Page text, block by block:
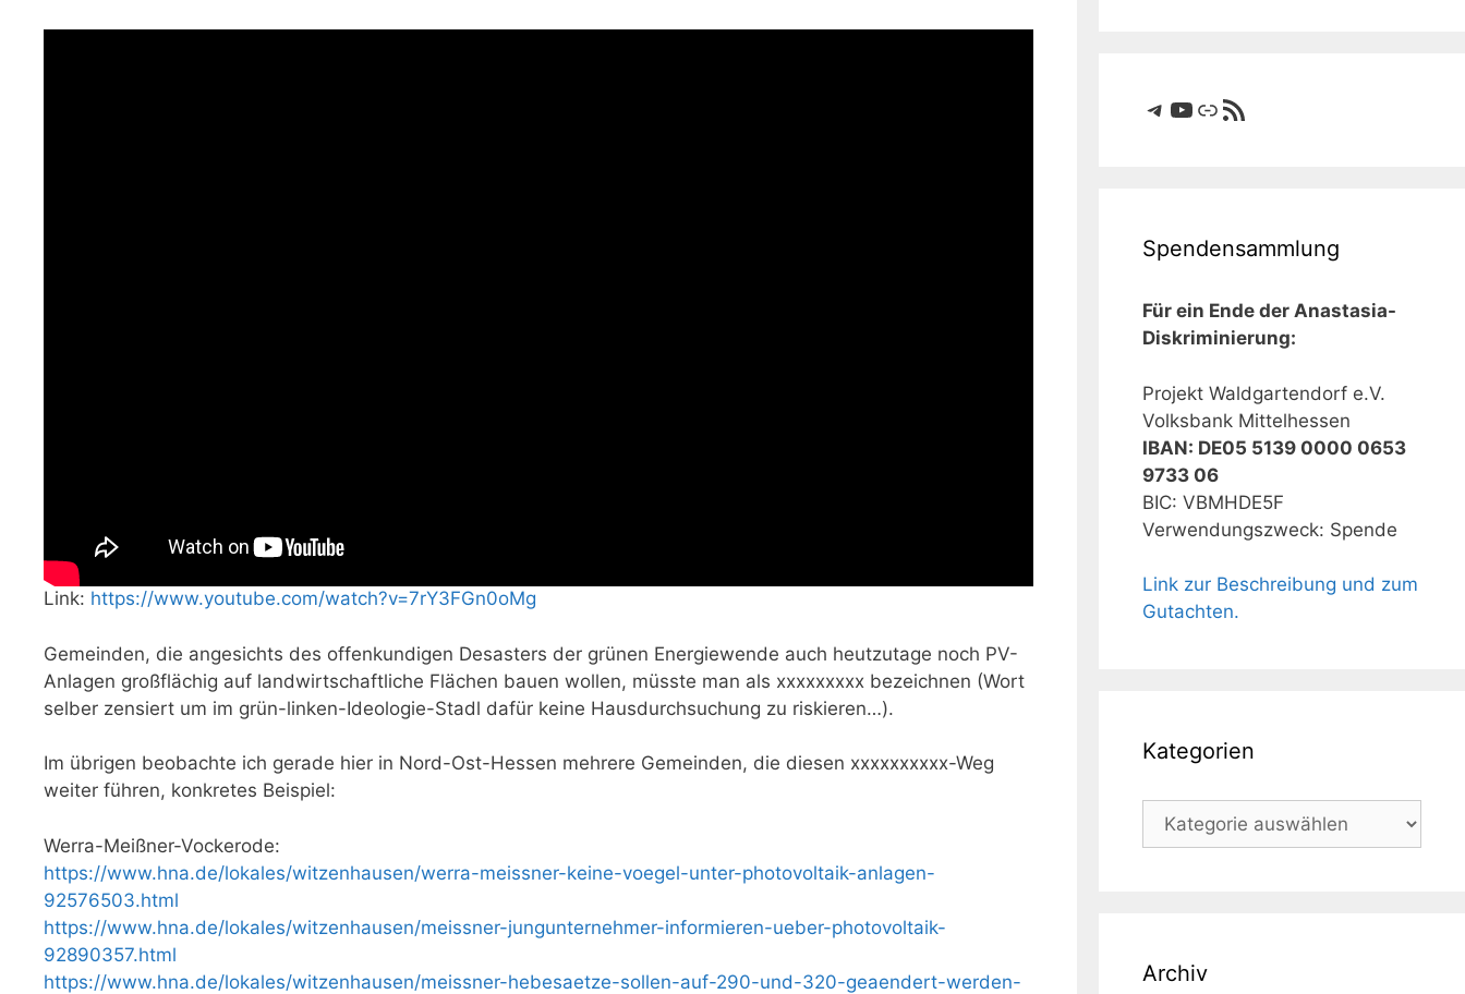
Link: https://www.youtube.com/watch?v=7rY3FGn0oMg
Gemeinden, die angesichts des offenkundigen Desasters der grünen Energiewende auch heutzutage noch PV-
Anlagen großflächig auf landwirtschaftliche Flächen bauen wollen, müsste man als xxxxxxxxx bezeichnen (Wort
selber zensiert um im grün-linken-Ideologie-Stadl dafür keine Hausdurchsuchung zu riskieren…).
Im übrigen beobachte ich gerade hier in Nord-Ost-Hessen mehrere Gemeinden, die diesen xxxxxxxxxx-Weg
weiter führen, konkretes Beispiel:
Werra-Meißner-Vockerode:
https://www.hna.de/lokales/witzenhausen/werra-meissner-keine-voegel-unter-photovoltaik-anlagen-
92576503.html
https://www.hna.de/lokales/witzenhausen/meissner-jungunternehmer-informieren-ueber-photovoltaik-
92890357.html
https://www.hna.de/lokales/witzenhausen/meissner-hebesaetze-sollen-auf-290-und-320-geaendert-werden-
Telegram
YouTube
LinkRSS-Feed
Spendensammlung
Für ein Ende der Anastasia-
Diskriminierung:
Projekt Waldgartendorf e.V.
Volksbank Mittelhessen
IBAN: DE05 5139 0000 0653
9733 06
BIC: VBMHDE5F
Verwendungszweck: Spende
Link zur Beschreibung und zum
Gutachten.
Kategorien
Kategorien
Archiv